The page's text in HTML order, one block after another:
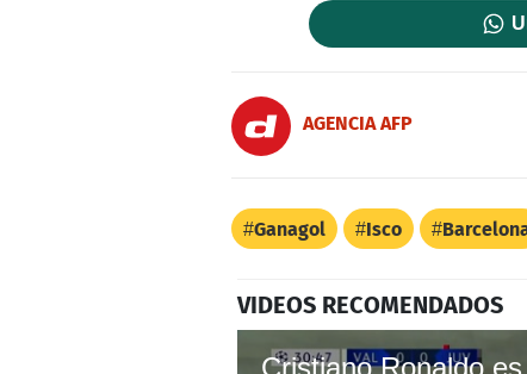
AGENCIA AFP
Ganagol Isco
VIDEOS RECOMENDADOS